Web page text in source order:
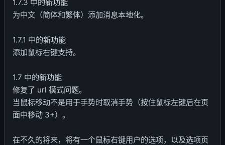
1.7.3 中的新功能
为中文（简体和繁体）添加消息本地化。
1.7.1 中的新功能
添加鼠标右键支持。
1.7 中的新功能
修复了 url 模式问题。
当鼠标移动不是用于手势时取消手势（按住鼠标左键后在页
面中移动 3+）。
在不久的将来，将有一个鼠标右键用户的选项，以及选项页